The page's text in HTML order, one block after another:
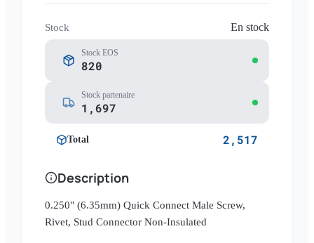
Stock En stock
Stock EOS
820
Stock partenaire
1,697
Total 2,517
Description
0.250" (6.35mm) Quick Connect Male Screw,
Rivet, Stud Connector Non-Insulated